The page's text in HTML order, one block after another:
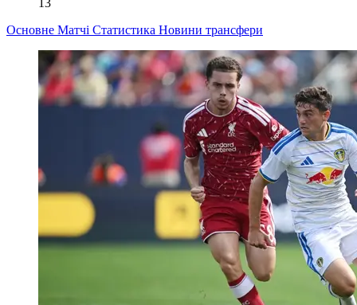
Основне Матчі Статистика Новини трансфери